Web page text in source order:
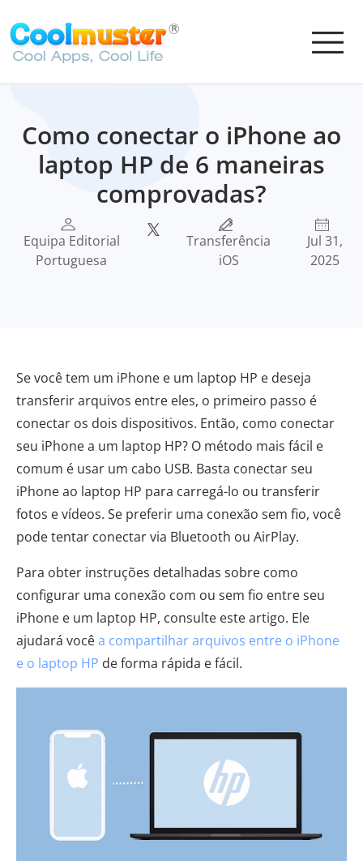
Como conectar o iPhone ao
laptop HP de 6 maneiras
comprovadas?
Equipa Editorial
Portuguesa
Transferência
iOS
Jul 31,
2025
Se você tem um iPhone e um laptop HP e deseja
transferir arquivos entre eles, o primeiro passo é
conectar os dois dispositivos. Então, como conectar
seu iPhone a um laptop HP? O método mais fácil e
comum é usar um cabo USB. Basta conectar seu
iPhone ao laptop HP para carregá-lo ou transferir
fotos e vídeos. Se preferir uma conexão sem fio, você
pode tentar conectar via Bluetooth ou AirPlay.
Para obter instruções detalhadas sobre como
configurar uma conexão com ou sem fio entre seu
iPhone e um laptop HP, consulte este artigo. Ele
ajudará vocêa compartilhar arquivos entre o iPhone
e o laptop HP de forma rápida e fácil.